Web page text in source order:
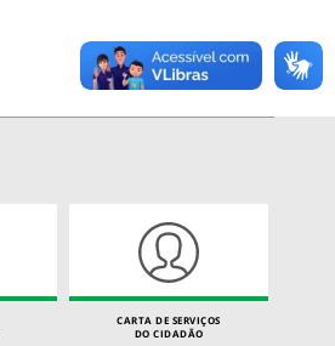
CARTA DE SERVIÇOS
DO CIDADÃO